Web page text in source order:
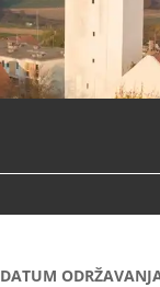
DATUM